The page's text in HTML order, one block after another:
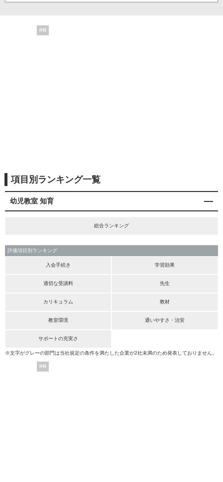
PR
項目別ランキング一覧
幼児教室 知育
総合ランキング
評価項目別ランキング
入会手続き 学習効果
適切な受講料 先生
カリキュラム 教材
教室環境 通いやすさ・治安
サポートの充実さ
※文字がグレーの部門は当社規定の条件を満たした企業が2社未満のため発表しておりません。
PR